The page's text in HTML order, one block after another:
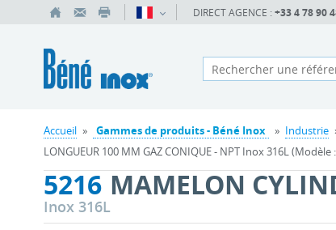
DIRECT AGENCE : +33 4 78 90
Accueil » Gammes de produits - Béné Inox » Industrie
LONGUEUR 100 MM GAZ CONIQUE - NPT Inox 316L (Modèle
5216 MAMELON
Inox 316L